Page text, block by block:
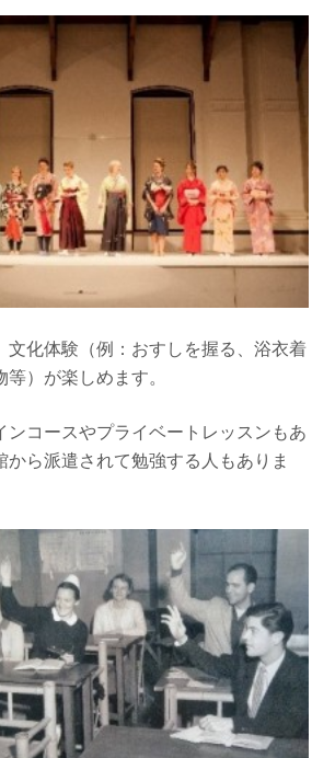
文化体験（例：おすしを握る、浴衣着
）が楽しめます。
ンコースやプライベートレッスンもあ
から派遣されて勉強する人もありま